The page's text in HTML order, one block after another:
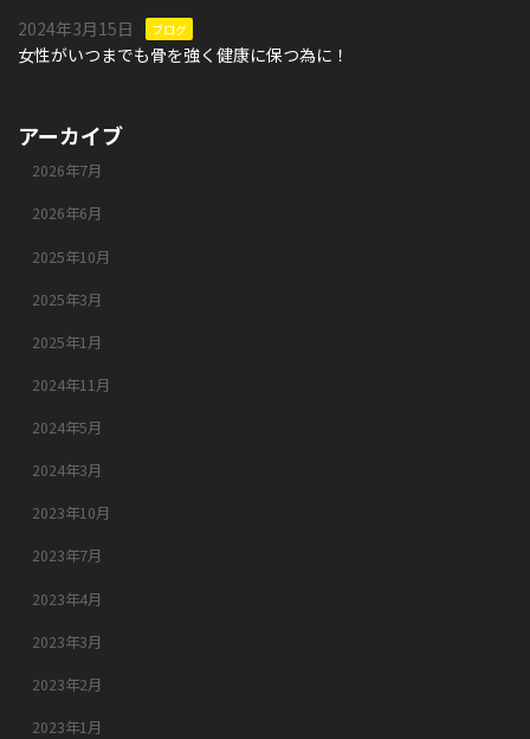
2024年3月15日 ブログ
女性がいつまでも骨を強く健康に保つ為に！
アーカイブ
2026年7月
2026年6月
2025年10月
2025年3月
2025年1月
2024年11月
2024年5月
2024年3月
2023年10月
2023年7月
2023年4月
2023年3月
2023年2月
2023年1月